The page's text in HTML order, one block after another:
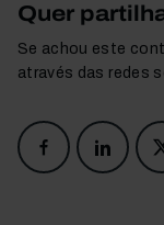
Quer
Se achou este
através das redes